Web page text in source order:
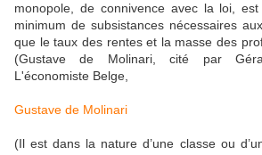
monopole, de connivence avec la loi,
minimum de subsistances nécessaires
que le taux des rentes et la masse des
(Gustave de Molinari, cité par
L'économiste Belge,
Gustave de Molinari
(Il est dans la nature d’une classe ou